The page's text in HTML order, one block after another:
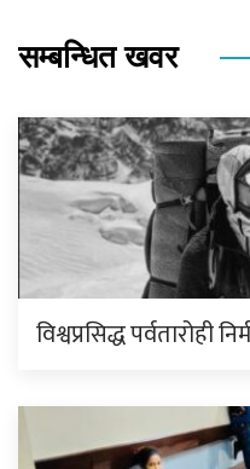
सम्बन्धित खवर
विश्वप्रसिद्ध पर्वतारोही